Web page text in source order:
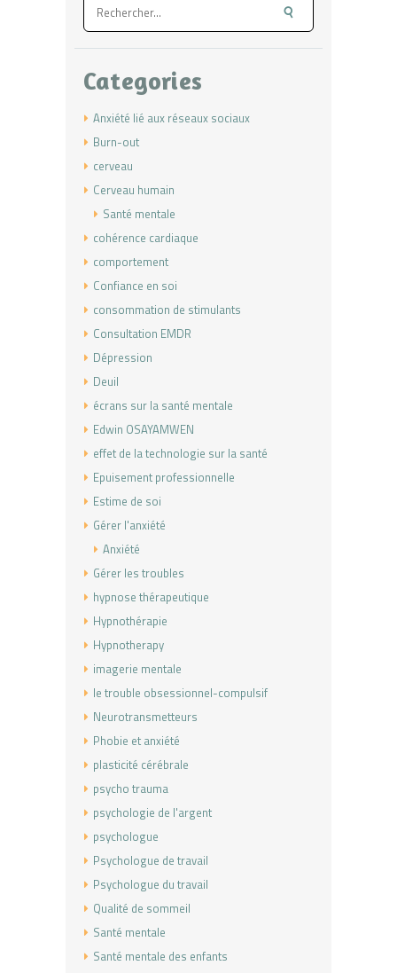
Categories
Anxiété lié aux réseaux sociaux
Burn-out
cerveau
Cerveau humain
Santé mentale
cohérence cardiaque
comportement
Confiance en soi
consommation de stimulants
Consultation EMDR
Dépression
Deuil
écrans sur la santé mentale
Edwin OSAYAMWEN
effet de la technologie sur la santé
Epuisement professionnelle
Estime de soi
Gérer l'anxiété
Anxiété
Gérer les troubles
hypnose thérapeutique
Hypnothérapie
Hypnotherapy
imagerie mentale
le trouble obsessionnel-compulsif
Neurotransmetteurs
Phobie et anxiété
plasticité cérébrale
psycho trauma
psychologie de l'argent
psychologue
Psychologue de travail
Psychologue du travail
Qualité de sommeil
Santé mentale
Santé mentale des enfants